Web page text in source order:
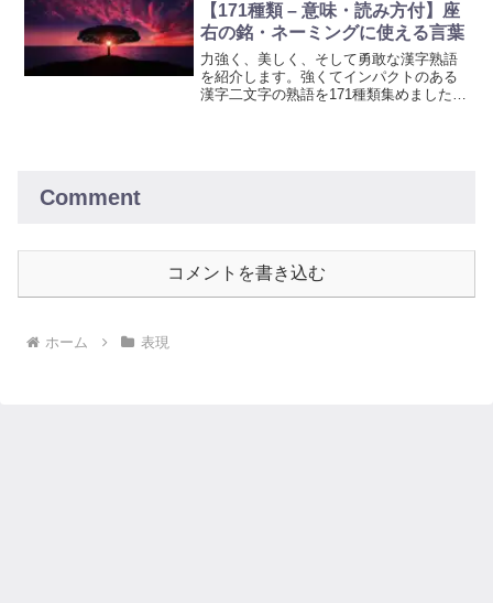
【171種類 – 意味・読み方付】座
右の銘・ネーミングに使える言葉
力強く、美しく、そして勇敢な漢字熟語
を紹介します。強くてインパクトのある
漢字二文字の熟語を171種類集めました。
Comment
コメントを書き込む
ホーム 表現